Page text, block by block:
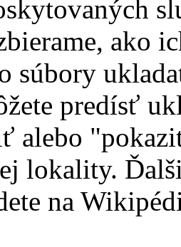
ako
súbory
predísť
alebo
lokality.
na